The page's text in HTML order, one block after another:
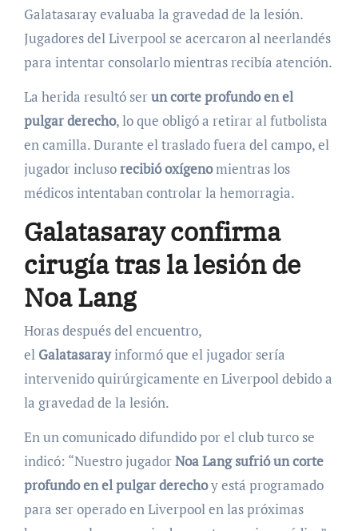
Galatasaray evaluaba la gravedad de la lesión.
Jugadores del Liverpool se acercaron al neerlandés
para intentar consolarlo mientras recibía atención.
La herida resultó serun corte profundo en el
pulgar derecho, lo que obligó a retirar al futbolista
en camilla. Durante el traslado fuera del campo, el
jugador inclusorecibió oxígenomientras los
médicos intentaban controlar la hemorragia.
Galatasaray confirma
cirugía tras la lesión de
Noa Lang
Horas después del encuentro,
el Galatasarayinformó que el jugador sería
intervenido quirúrgicamente en Liverpool debido a
la gravedad de la lesión.
En un comunicado difundido por el club turco se
indicó: “Nuestro jugadorNoa Lang sufrió un corte
profundo en el pulgar derechoy está programado
para ser operado en Liverpool en las próximas